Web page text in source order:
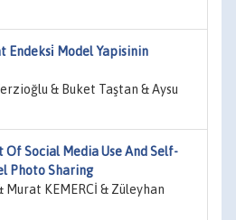
Endeksi̇ Model Yapisinin
& Buket Taştan & Aysu
Of Social Media Use And Self-
Photo Sharing
Murat KEMERCİ & Züleyhan